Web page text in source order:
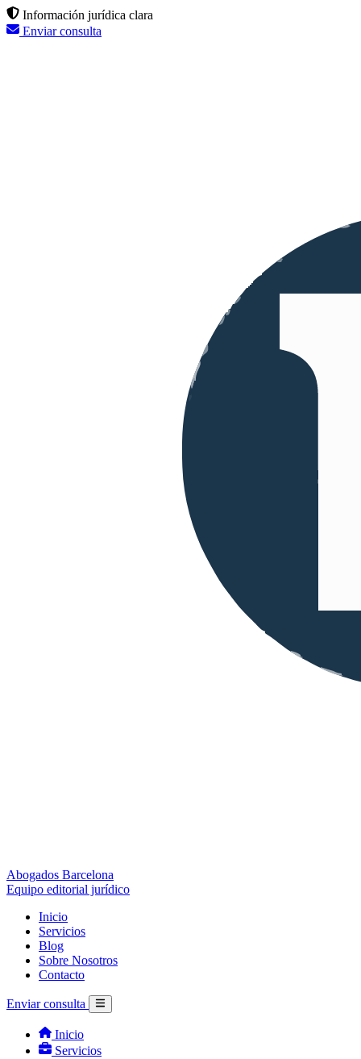
Información jurídica clara
Enviar consulta
Abogados Barcelona
Equipo editorial jurídico
Inicio
Servicios
Blog
Sobre Nosotros
Contacto
Enviar consulta
Inicio
Servicios